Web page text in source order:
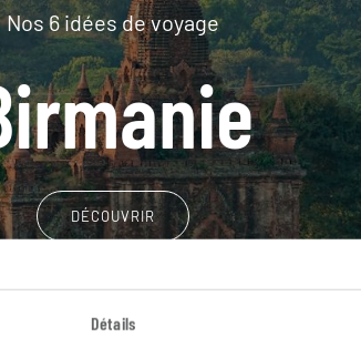
Détails
Nos 6 idées de voyage
DÉCOUVRIR